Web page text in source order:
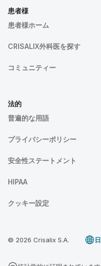
患者様
患者様ホーム
CRISALIX外科医を探す
コミュニティー
法的
普遍的な用語
プライバシーポリシー
安全性ステートメント
HIPAA
クッキー設定
© 2026 Crisalix S.A.